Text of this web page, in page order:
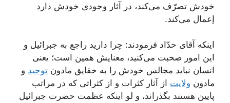
خودش تصرّف می‌کند، در آثار وجودی خودش دارد
إعمال می‌کند.
اینکه آقای حدّاد فرمودند: چرا دارید راجع به جبرائیل و
این امور صحبت می‌کنید، معنایش همین است؛ یعنی
انسان نباید مجالس خودش را به حقایق مادون توحید و
مادون ولایت از آثار کثرات و از کثراتی که در مراتب
پایین هستند بگذراند، و لو اینکه عظمت حضرت جبرائیل